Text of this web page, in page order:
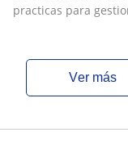
practicas para
ver más